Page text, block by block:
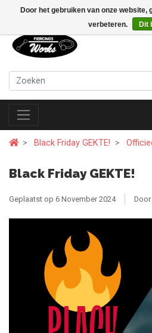
Door het gebruiken van onze
verbeteren.
Dit
Black Friday GEKTE!
Black Friday GEKTE!
Geplaatst op 6 November 2024 Door